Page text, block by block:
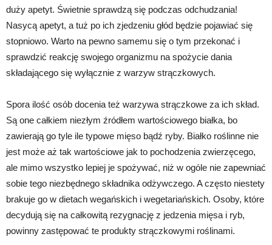
duży apetyt. Świetnie sprawdzą się podczas odchudzania!
Nasycą apetyt, a tuż po ich zjedzeniu głód będzie pojawiać się
stopniowo. Warto na pewno samemu się o tym przekonać i
sprawdzić reakcję swojego organizmu na spożycie dania
składającego się wyłącznie z warzyw strączkowych.
Spora ilość osób docenia też warzywa strączkowe za ich skład.
Są one całkiem niezłym źródłem wartościowego białka, bo
zawierają go tyle ile typowe mięso bądź ryby. Białko roślinne nie
jest może aż tak wartościowe jak to pochodzenia zwierzęcego,
ale mimo wszystko lepiej je spożywać, niż w ogóle nie zapewniać
sobie tego niezbędnego składnika odżywczego. A często niestety
brakuje go w dietach wegańskich i wegetariańskich. Osoby, które
decydują się na całkowitą rezygnację z jedzenia mięsa i ryb,
powinny zastępować te produkty strączkowymi roślinami.